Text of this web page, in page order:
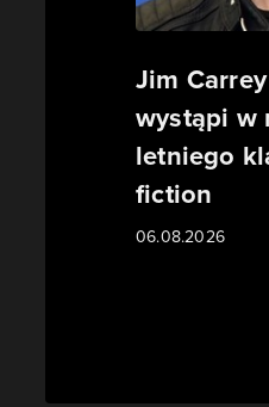
Jim
wystąpi w
letniego
fiction
06.08.2026